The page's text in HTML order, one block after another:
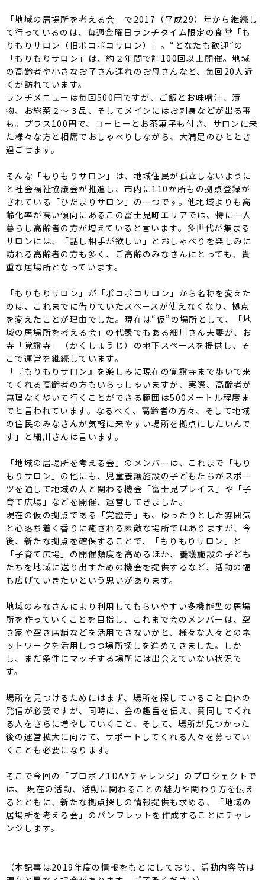
「地域の居場所を考える会」で2017（平成29）年から継続し
て行っているのは、毎週金曜日ランチタイム限定の食堂「も
りもりサロン（旧ポコポコサロン）」。“どなたも歓迎”の
「もりもりサロン」は、約２年間で計100回以上開催。地域
の高齢者や小さなお子さん連れのお母さんなど、毎回20人近
くが訪れています。
ランチメニューは毎回500円ですが、ご飯とお味噌汁、漬
物、お総菜２〜３品、そしてメインにはお刺身などが出る事
も。プラス100円で、コーヒーとお茶菓子も付き、サロンに来
た様々な方と相席でおしゃべりしながら、大満足のひととき
過ごせます。
そんな「もりもりサロン」は、地域住民が孤立しないように
と社会福祉協議会が推進し、市内に110か所もの拠点登録が
されている「ひだまりサロン」の一つです。他地域よりも高
齢化率が高い傾向にあるこの富士見町エリアでは、特に一人
暮らし高齢者の方が増えていると言います。多世代が集まる
サロンには、「話し相手が欲しい」とおしゃべりを楽しみに
訪れる高齢者の方も多く、ご高齢のみなさんにとっても、貴
重な居場所となっています。
「もりもりサロン」が「ポコポコサロン」から名称を変えた
のは、これまでに借りていたスペースが使えなくなり、拠点
を変えたことが理由でした。現在は“仮”の場所として、「地
域の居場所を考える会」の代表でもある細川さん夫妻が、お
寺「覚證寺」（かくしょうじ）の地下スペースを提供し、そ
こで運営を継続しています。
「『もりもりサロン』を楽しみに現在の覚證寺まで歩いて来
てくれる高齢者の方もいらっしゃいますが、実際、高齢者が
無理なく歩いて行くことができる範囲は500メートル程度ま
でと言われています。なるべく、高齢者の方々、そして地域
の住民のみなさんが気軽に来やすい場所を拠点にしたいんで
す」と細川さんは言います。
「地域の居場所を考える会」のメンバーは、これまで「もり
もりサロン」の他にも、児童養護施設の子どもたちがスポー
ツを通して地域の人と関わる機会「富士見プレイス」や「子
育て広場」などを開催、運営してきました。
現在の仮の拠点である「覚證寺」も、ゆったりとした雰囲気
と心落ち着く香りに癒される素敵な場所ではありますが、今
後、新たな拠点を確保することで、「もりもりサロン」と
「子育て広場」の開催頻度を高めるほか、養護施設の子ども
たちを地域に送り出すための機会を提供するなど、活動の幅
も広げていきたいという思いがあります。
地域のみなさんにより利用してもらいやすい多機能型の居場
所を作っていくことを目指し、これまで会のメンバーは、空
き家や空き店舗などを活用できないかと、様々な人々とのネ
ットワークを活用しつつ場所探しを進めてきました。しか
し、まだ条件にマッチする場所には出会えていない状況で
す。
場所を見つけるためにはまず、場所を探していること自体の
発信が必要ですが、同時に、会の趣旨を伝え、賛同してくれ
る人をさらに増やしていくこと、そして、場所が見つかった
後の運営拡大に向けて、サポートしてくれる人々を募ってい
くことも必要になります。
そこで今回の「プロボノ1DAYチャレンジ」のプロジェクトで
は、 現在の活動、活動に関わることの魅力や関わり方を伝え
るとともに、新たな拠点探しの情報提供も求める、「地域の
居場所を考える会」のパンフレットを作成することにチャレ
ンジします。
（本記事は2019年度の情報をもとにしており、活動内容等は